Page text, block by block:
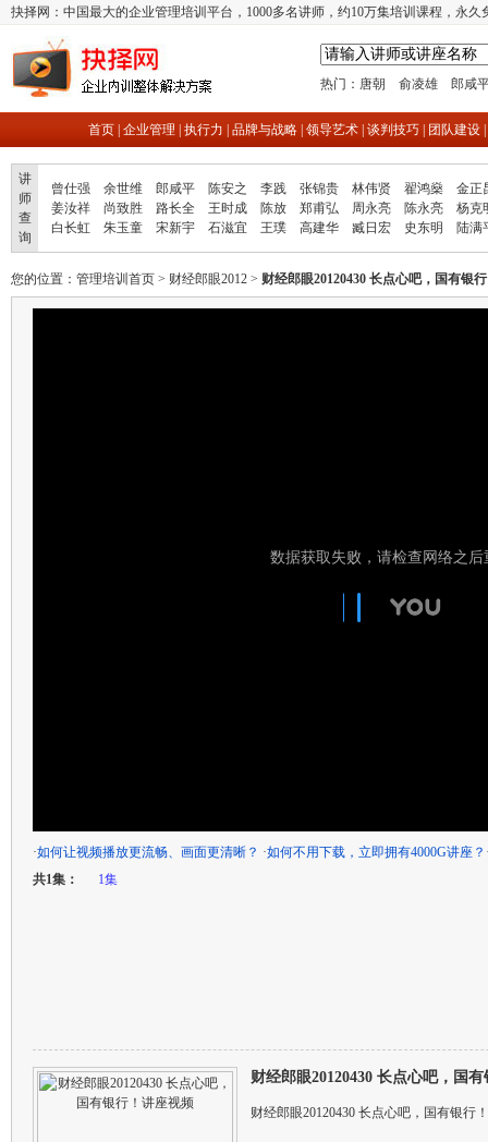
抉择网：中国最大的企业管理培训平台，1000多名讲师，约10万集培训课程，永
热门： 唐朝 俞凌雄 郎咸
首页| 企业管理 执行力 品牌与战略| 领导艺术| 谈判技巧| 团队建设|
讲
师
查
询
曾仕强 余世维 郎咸平 陈安之 李践 张锦贵 林伟贤 翟鸿燊
金正
姜汝祥
尚致胜 路长全 王时成 陈放 郑甫弘 周永亮 陈永亮
杨克
白长虹
朱玉童 宋新宇 石滋宜 王璞 高建华 臧日宏 史东明 陆满
您的位置： 管理培训首页 > 财经郎眼2012 > 财经郎眼20120430 长点心吧，国有银
·如何让视频播放更流畅、画面更清晰？ ·如何不用下载，立即拥有4000G讲座？
共1集：
1集
财经郎眼20120430 长点心吧，国
财经郎眼20120430 长点心吧，国有银行！